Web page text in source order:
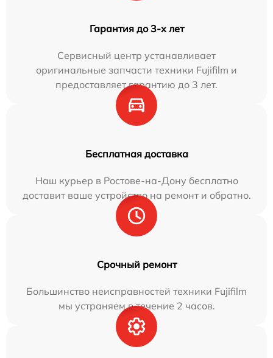
Гарантия до 3-х лет
Сервисный центр устанавливает
оригинальные запчасти техники Fujifilm и
предоставляет гарантию до 3 лет.
Бесплатная доставка
Наш курьер в Ростове-на-Дону бесплатно
доставит ваше устройство на ремонт и обратно.
Срочный ремонт
Большинство неисправностей техники Fujifilm
мы устраняем в течение 2 часов.